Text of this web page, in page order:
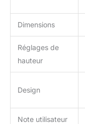
Dimensions
Réglages de
hauteur
Design
Note utilisateur